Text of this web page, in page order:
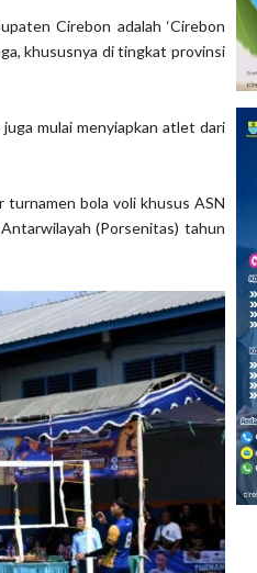
Cirebon adalah ‘Cirebon
khususnya di tingkat provinsi
mulai menyiapkan atlet dari
turnamen bola voli khusus ASN
(Porsenitas) tahun